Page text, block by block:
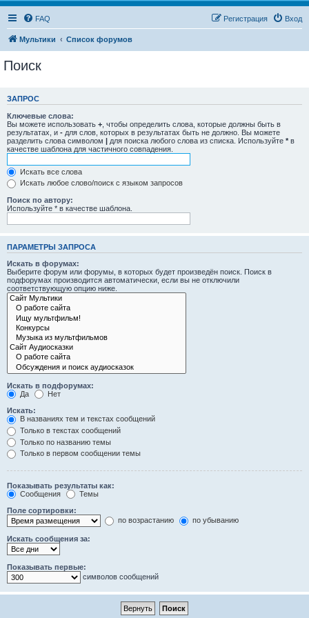
FAQ Вход
Регистрация
Мультики Список форумов
Поиск
ЗАПРОС
Ключевые слова:
Вы можете использовать + , чтобы определить слова, которые должны быть в
результатах, и - для слов, которых в результатах быть не должно. Вы можете
разделить слова символом | для поиска любого слова из списка. Используйте * в
качестве шаблона для частичного совпадения.
Искать все слова
Искать любое слово/поиск с языком запросов
Поиск по автору:
Используйте * в качестве шаблона.
ПАРАМЕТРЫ ЗАПРОСА
Искать в форумах:
Выберите форум или форумы, в которых будет произведён поиск. Поиск в
подфорумах производится автоматически, если вы не отключили
соответствующую опцию ниже.
Искать в подфорумах:
Да
Нет
Искать:
В названиях тем и текстах сообщений
Только в текстах сообщений
Только по названию темы
Только в первом сообщении темы
Показывать результаты как:
Сообщения
Темы
Поле сортировки:
по возрастанию
по убыванию
Искать сообщения за:
Показывать первые:
символов сообщений